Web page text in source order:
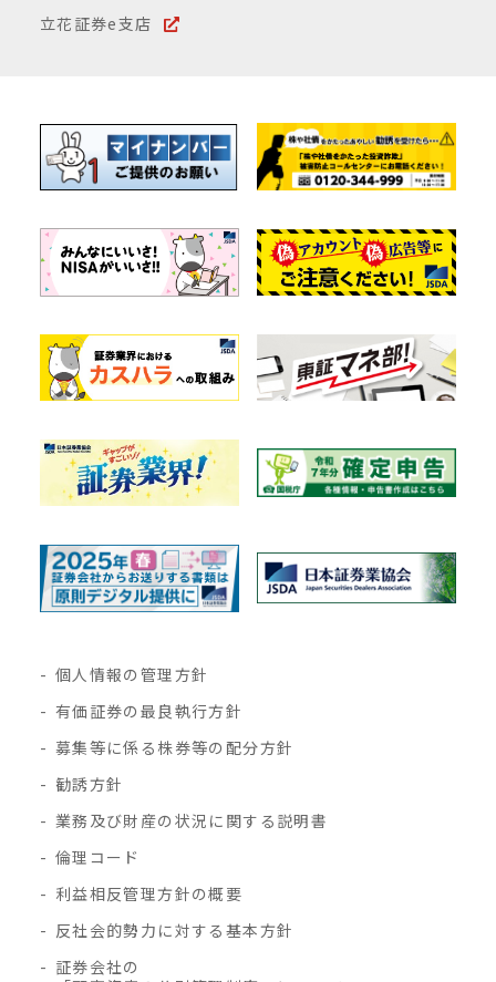
立花証券e支店
個人情報の管理方針
有価証券の最良執行方針
募集等に係る株券等の配分方針
勧誘方針
業務及び財産の状況に関する説明書
倫理コード
利益相反管理方針の概要
反社会的勢力に対する基本方針
証券会社の